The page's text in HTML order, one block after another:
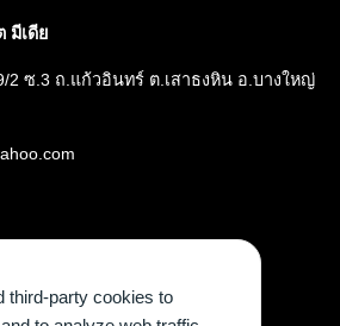
มีเดีย
2 ซ.3 ถ.แก้วอินทร์ ต.เสาธงหิน อ.บางใหญ่
third-party cookies to